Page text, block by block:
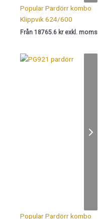
Popular Pardörr kombo
Klippvik 624/600
Från 18765.6 kr exkl. moms
Popular Pardörr kombo